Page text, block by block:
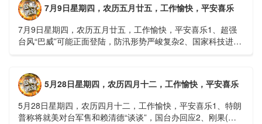
7月9日星期四，农历五月廿五，工作愉快，平安喜乐
7月9日星期四，农历五月廿五，工作愉快，平安喜乐1、超强
台风“巴威”可能正面登陆，防汛形势严峻复杂2、国家科技进步
5月28日星期四，农历四月十二，工作愉快，平安喜乐
5月28日星期四，农历四月十二，工作愉快，平安喜乐1、特朗
普称将就美对台军售和赖清德“谈谈”，国台办回应2、刚果(金)